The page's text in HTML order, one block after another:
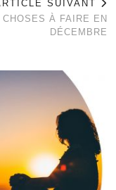
SUIVANT
CHOSES À FAIRE EN
DÉCEMBRE